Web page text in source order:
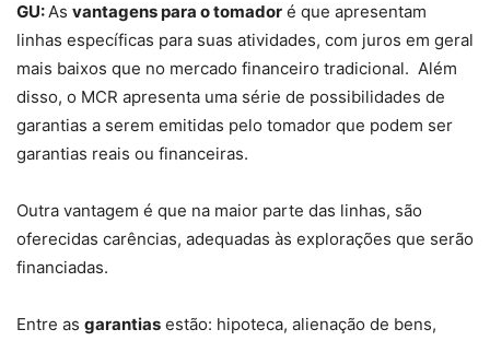
GU:As vantagens para o tomador é que apresentam
linhas específicas para suas atividades, com juros em geral
mais baixos que no mercado financeiro tradicional. Além
disso, o MCR apresenta uma série de possibilidades de
garantias a serem emitidas pelo tomador que podem ser
garantias reais ou financeiras.
Outra vantagem é que na maior parte das linhas, são
oferecidas carências, adequadas às explorações que serão
financiadas.
Entre as garantias estão: hipoteca, alienação de bens,